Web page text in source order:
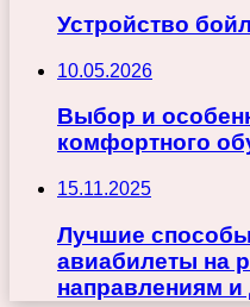
Устройство
10.05.2026
Выбор и
комфортного
15.11.2025
Лучшие
авиабилеты на
направлениям и